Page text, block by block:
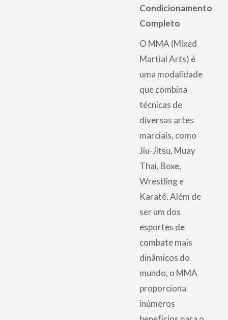
Condicionamento
Completo
O MMA (Mixed
Martial Arts) é
uma modalidade
que combina
técnicas de
diversas artes
marciais, como
Jiu-Jitsu, Muay
Thai, Boxe,
Wrestling e
Karatê. Além de
ser um dos
esportes de
combate mais
dinâmicos do
mundo, o MMA
proporciona
inúmeros